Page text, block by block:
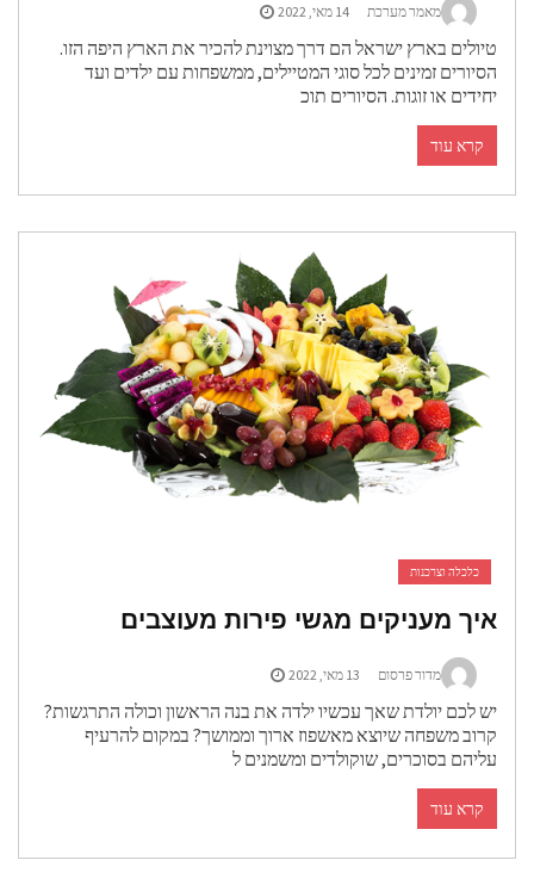
מאמר מערכת 14 מאי, 2022
טיולים בארץ ישראל הם דרך מצוינת להכיר את הארץ היפה הזו.
הסיורים זמינים לכל סוגי המטיילים, ממשפחות עם ילדים ועד
יחידים או זוגות. הסיורים תוכ
קרא עוד
כלכלה וצרכנות
איך מעניקים מגשי פירות מעוצבים
מדור פרסום 13 מאי, 2022
יש לכם יולדת שאך עכשיו ילדה את בנה הראשון וכולה התרגשות?
קרוב משפחה שיוצא מאשפוז ארוך וממושך? במקום להרעיף
עליהם בסוכרים, שוקולדים ומשמנים ל
קרא עוד